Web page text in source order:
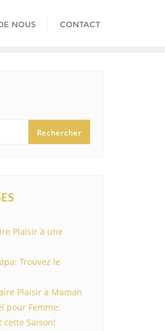
NOUS CONTACT
Rechercher
Plaisir à une
Trouvez le
Plaisir à Maman
pour Femme:
cette Saison!